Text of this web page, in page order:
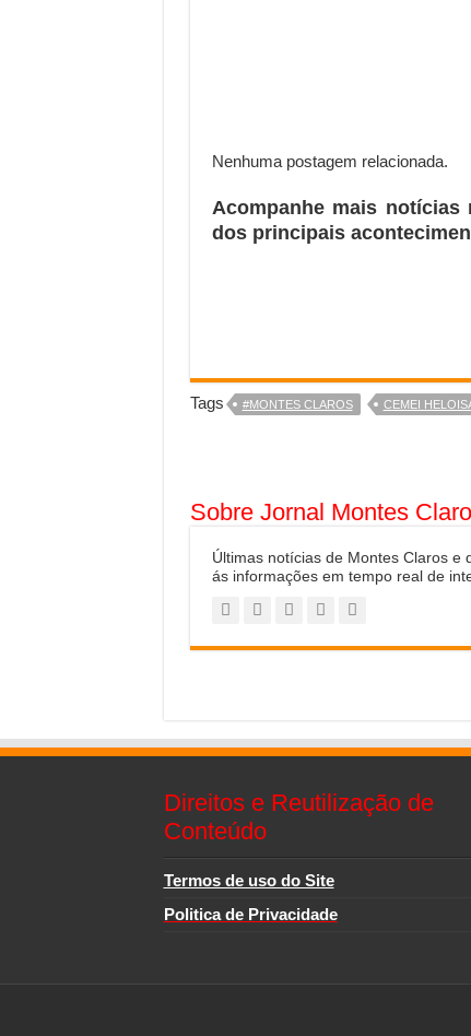
Nenhuma postagem relacionada.
Acompanhe mais notícias
dos principais
Tags #MONTES CLAROS CEMEI
Sobre Jornal Montes
Últimas notícias de Montes Claros e
ás informações em tempo real de
Direitos e Reutilização de
Conteúdo
Termos de uso do Site
Politica de Privacidade